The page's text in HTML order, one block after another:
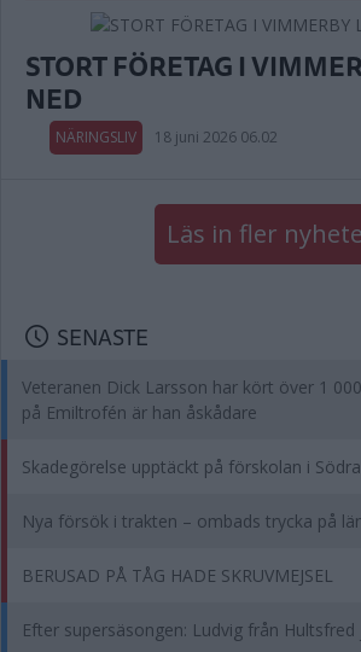
STORT FÖRETAG I
NED
NÄRINGSLIV 18 juni 2026 06.02
Läs in fler
SENASTE
Veteranen Dick Larsson har kört över 1
på Emiltrofén är han åskådare
Skadegörelse upptäckt på förskolan i
Nya försök i trakten – ombads trycka på
BERUSAD PÅ TÅG HADE SKRUVMEJSEL
Efter supersäsongen: Ludvig från